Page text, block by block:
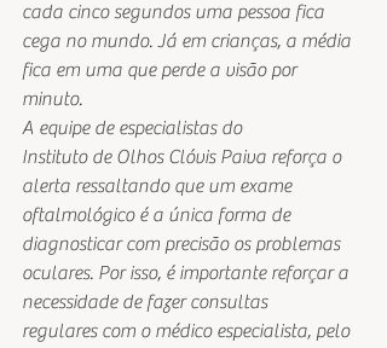
cada cinco segundos uma pessoa fica
cega no mundo. Já em crianças, a média
fica em uma que perde a visão por
minuto.
A equipe de especialistas do
Instituto de Olhos Clóvis Paiva reforça o
alerta ressaltando que um exame
oftalmológico é a única forma de
diagnosticar com precisão os problemas
oculares. Por isso, é importante reforçar a
necessidade de fazer consultas
regulares com o médico especialista, pelo